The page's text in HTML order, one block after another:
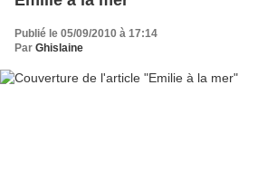
Publié le 05/09/2010 à 17:14
Par Ghislaine